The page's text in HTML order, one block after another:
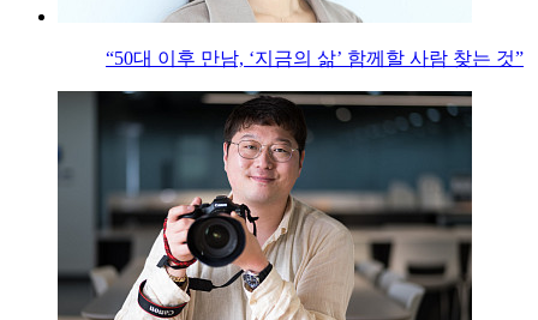
“50대 이후 만남, ‘지금의 삶’ 함께할 사람 찾는 것”